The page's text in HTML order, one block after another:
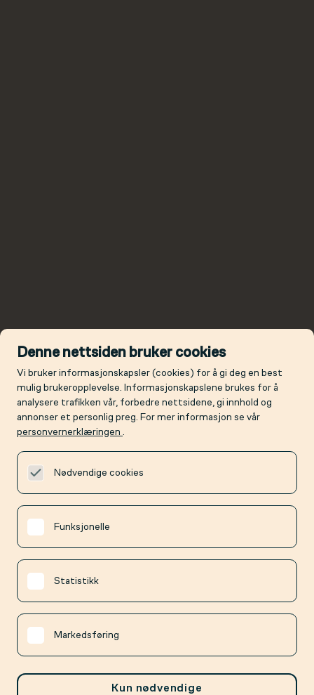
Denne nettsiden bruker cookies
Vi bruker informasjonskapsler (cookies) for å gi deg en best
mulig brukeropplevelse. Informasjonskapslene brukes for å
analysere trafikken vår, forbedre nettsidene, gi innhold og
annonser et personlig preg. For mer informasjon se vår
personvernerklæringen .
Nødvendige cookies
Funksjonelle
Statistikk
Markedsføring
Kun nødvendige